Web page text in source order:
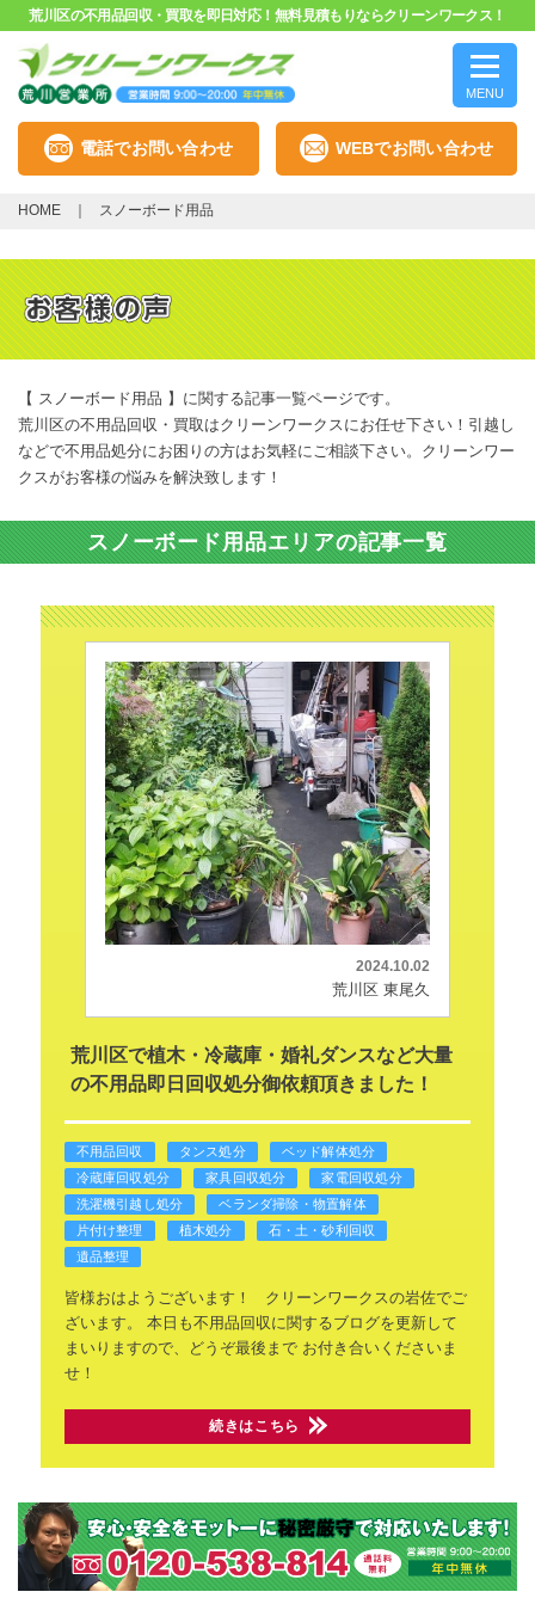
荒川区の不用品回収・買取を即日対応！無料見積もりならクリーンワークス！
MENU
電話でお問い合わせ WEBでお問い合わせ
HOME スノーボード用品
【 スノーボード用品 】に関する記事一覧ページです。
荒川区の不用品回収・買取はクリーンワークスにお任せ下さい！引越し
などで不用品処分にお困りの方はお気軽にご相談下さい。クリーンワー
クスがお客様の悩みを解決致します！
スノーボード用品エリアの記事一覧
2024.10.02
荒川区 東尾久
荒川区で植木・冷蔵庫・婚礼ダンスなど大量
の不用品即日回収処分御依頼頂きました！
不用品回収 タンス処分
ベッド解体処分
冷蔵庫回収処分
家具回収処分
家電回収処分
洗濯機引越し処分
ベランダ掃除・物置解体
片付け整理
植木処分
石・土・砂利回収
遺品整理
皆様おはようございます！
クリーンワークスの岩佐でご
ざいます。
本日も不用品回収に関するブログを更新して
まいりますので、どうぞ最後までお付き合いくださいま
せ！
続きはこちら